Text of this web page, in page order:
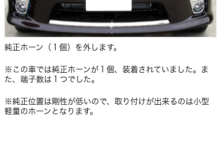
純正ホーン（１個）を外します。
※この車では純正ホーンが１個、装着されていました。ま
た、端子数は１つでした。
※純正位置は剛性が低いので、取り付けが出来るのは小型
軽量のホーンとなります。